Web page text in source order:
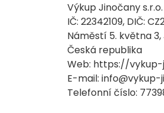
Výkup Jinočany s.r.o.
IČ: 22342109, DIČ:
Náměstí 5. května
Česká republika
Web: https://vykup-
E-mail: info@vykup-
Telefonní číslo: